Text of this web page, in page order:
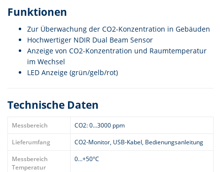
Funktionen
Zur Überwachung der CO2-Konzentration in Gebäuden
Hochwertiger NDIR Dual Beam Sensor
Anzeige von CO2-Konzentration und Raumtemperatur
im Wechsel
LED Anzeige (grün/gelb/rot)
Technische Daten
Messbereich
CO2: 0...3000 ppm
Lieferumfang
CO2-Monitor, USB-Kabel, Bedienungsanleitung
Messbereich
Temperatur
0…+50°C